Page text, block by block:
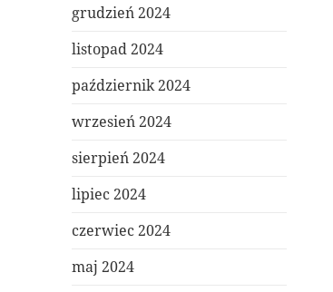
grudzień 2024
listopad 2024
październik 2024
wrzesień 2024
sierpień 2024
lipiec 2024
czerwiec 2024
maj 2024